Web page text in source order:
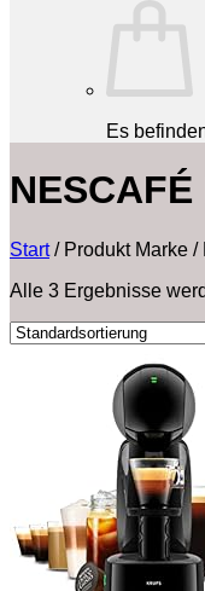
Es
Start /Produkt Marke /
Alle 3 Ergebnisse